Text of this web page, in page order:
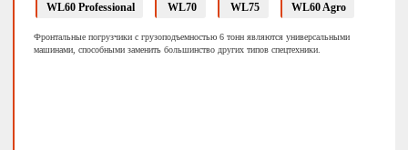
WL60 Professional WL70 WL75 WL60 Agro
Фронтальные погрузчики с грузоподъемностью 6 тонн являются универсальными
машинами, способными заменить большинство других типов спецтехники.